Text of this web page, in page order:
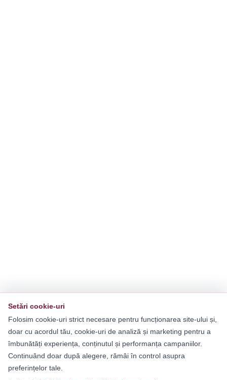
Setări cookie-uri
Folosim cookie-uri strict necesare pentru funcționarea site-ului și,
doar cu acordul tău, cookie-uri de analiză și marketing pentru a
îmbunătăți experiența, conținutul și performanța campaniilor.
Continuând doar după alegere, rămâi în control asupra
preferințelor tale.